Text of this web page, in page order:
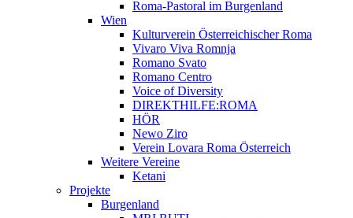
Roma-Pastoral im Burgenland
Wien
Kulturverein Österreichischer Roma
Vivaro Viva Romnja
Romano Svato
Romano Centro
Voice of Diversity
DIREKTHILFE:ROMA
HÖR
Newo Ziro
Verein Lovara Roma Österreich
Weitere Vereine
Ketani
Projekte
Burgenland